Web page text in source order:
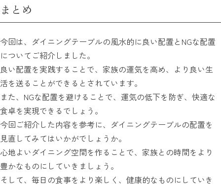
まとめ
今回は、ダイニングテーブルの風水的に良い配置とNGな配置
についてご紹介しました。
良い配置を実践することで、家族の運気を高め、より良い生
活を送ることができるとされています。
また、NGな配置を避けることで、運気の低下を防ぎ、快適な
食卓を実現できるでしょう。
今回ご紹介した内容を参考に、ダイニングテーブルの配置を
見直してみてはいかがでしょうか。
心地よいダイニング空間を作ることで、家族との時間をより
豊かなものにしていきましょう。
そして、毎日の食事をより楽しく、健康的なものにしていき